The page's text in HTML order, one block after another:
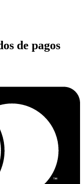
de pagos